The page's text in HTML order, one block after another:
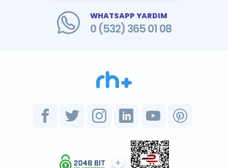
WHATSAPP YARDIM
0 (532) 365 01 08